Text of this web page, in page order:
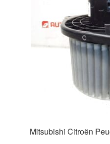
Min Konto
Mitsubishi Citroën